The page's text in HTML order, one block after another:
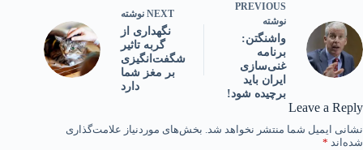
PREVIOUS
نوشته
واشنگتن:
برنامه
غنی‌سازی
ایران باید
برچیده شود!
NEXT نوشته
نگهداری از
گربه تاثیر
شگفت‌انگیزی
بر مغز شما
دارد
Leave a Reply
نشانی ایمیل شما منتشر نخواهد شد. بخش‌های موردنیاز علامت‌گذاری
شده‌اند *